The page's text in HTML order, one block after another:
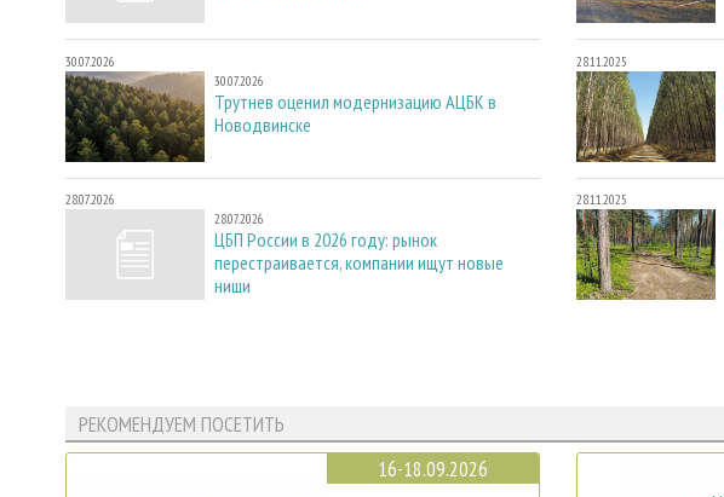
30.07.2026
30.07.2026
Трутнев оценил модернизацию АЦБК в
Новодвинске
28.07.2026
28.07.2026
ЦБП России в 2026 году: рынок
перестраивается, компании ищут новые
ниши
28.11.2025
28.11.2025
РЕКОМЕНДУЕМ ПОСЕТИТЬ
16-18.09.2026